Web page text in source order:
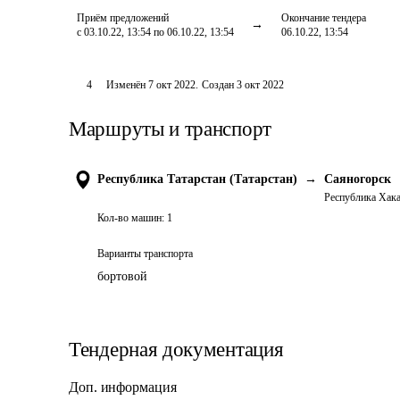
Приём предложений
с 03.10.22, 13:54 по 06.10.22, 13:54
Окончание тендера
06.10.22, 13:54
4 Изменён 7 окт 2022. Создан 3 окт 2022
Маршруты и транспорт
Республика Татарстан (Татарстан) → Саяногорск
Республика
Кол-во машин: 1
Варианты транспорта
бортовой
Тендерная документация
Доп. информация